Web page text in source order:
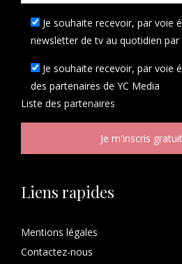
Je souhaite recevoir, par voie
newsletter de tv au quotidien par
Je souhaite recevoir, par voie
des partenaires de YC Media
Liste des partenaires
Liens rapides
Mentions légales
Contactez-nous